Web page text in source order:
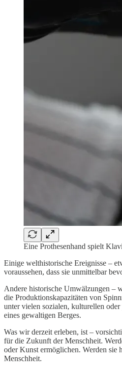
Eine Prothesenhand spielt
Einige welthistorische Ereignisse –
voraussehen, dass sie unmittelbar
Andere historische Umwälzungen –
die Produktionskapazitäten von
unter vielen sozialen, kulturellen
eines gewaltigen Berges.
Was wir derzeit erleben, ist –
für die Zukunft der Menschheit.
oder Kunst ermöglichen. Werden sie
Menschheit.